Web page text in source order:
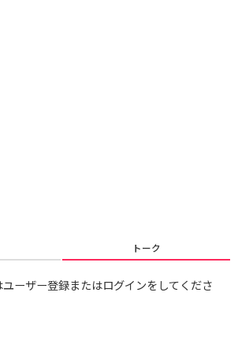
トーク
ーザー登録またはログインをしてくださ